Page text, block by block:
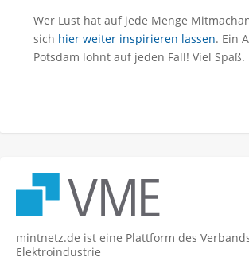
Wer Lust hat auf jede Menge
sich hier weiter inspirieren lassen. Ein
Potsdam lohnt auf jeden Fall! Viel Spaß.
mintnetz.de ist eine Plattform des
Elektroindustrie